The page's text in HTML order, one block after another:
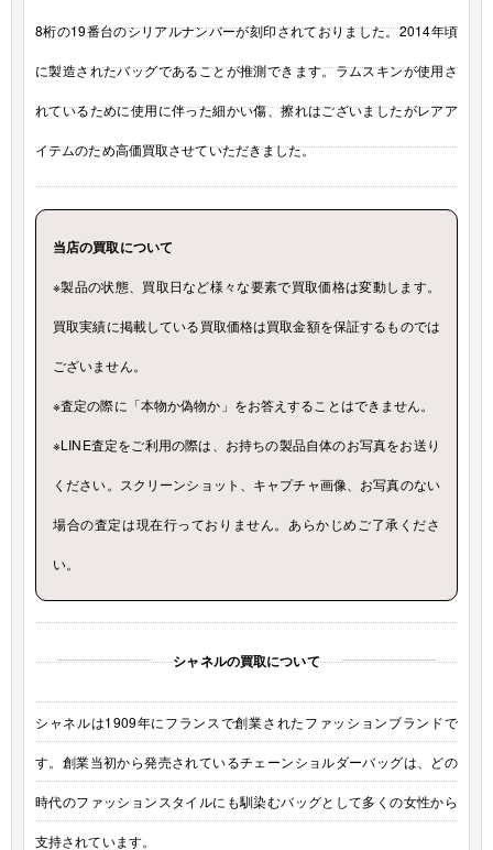
8桁の19番台のシリアルナンバーが刻印されておりました。2014年頃
に製造されたバッグであることが推測できます。ラムスキンが使用さ
れているために使用に伴った細かい傷、擦れはございましたがレアア
イテムのため高価買取させていただきました。
当店の買取について
※製品の状態、買取日など様々な要素で買取価格は変動します。
買取実績に掲載している買取価格は買取金額を保証するものでは
ございません。
※査定の際に「本物か偽物か」をお答えすることはできません。
※LINE査定をご利用の際は、お持ちの製品自体のお写真をお送り
ください。スクリーンショット、キャプチャ画像、お写真のない
場合の査定は現在行っておりません。あらかじめご了承くださ
い。
シャネルの買取について
シャネルは1909年にフランスで創業されたファッションブランドで
す。創業当初から発売されているチェーンショルダーバッグは、どの
時代のファッションスタイルにも馴染むバッグとして多くの女性から
支持されています。